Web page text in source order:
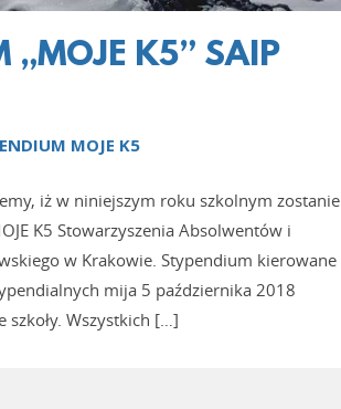
„MOJE K5” SAIP
MOJE K5
iż w niniejszym roku szkolnym zostanie
K5 Stowarzyszenia Absolwentów i
w Krakowie. Stypendium kierowane
mija 5 października 2018
szkoły. Wszystkich […]